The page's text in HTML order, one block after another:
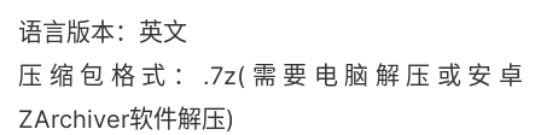
语言版本：英文
压缩包格式：.7z(需要电脑解压或安卓
ZArchiver软件解压)